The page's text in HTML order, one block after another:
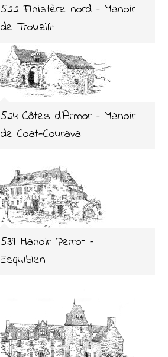
522 Finistère nord – Manoir
de Trouzilit
524 Côtes d’Armor – Manoir
de Coat-Couraval
539 Manoir Perrot –
Esquibien